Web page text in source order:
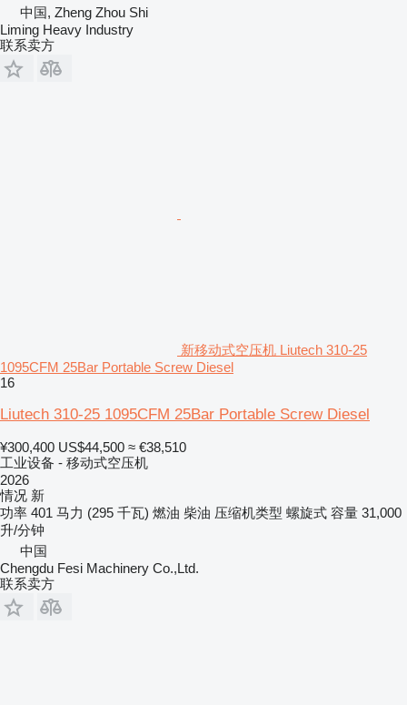
中国, Zheng Zhou Shi
Liming Heavy Industry
联系卖方
新移动式空压机 Liutech 310-25
1095CFM 25Bar Portable Screw Diesel
16
Liutech 310-25 1095CFM 25Bar Portable Screw Diesel
¥300,400 US$44,500 ≈ €38,510
工业设备 - 移动式空压机
2026
情况 新
功率 401 马力 (295 千瓦) 燃油 柴油 压缩机类型 螺旋式 容量 31,000
升/分钟
中国
Chengdu Fesi Machinery Co.,Ltd.
联系卖方